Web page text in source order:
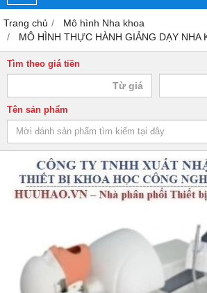
Trang chủ
Mô hình Nha khoa
MÔ HÌNH THỰC HÀNH GIẢNG DẠY NHA
Tìm theo giá tiền
Tên sản phẩm